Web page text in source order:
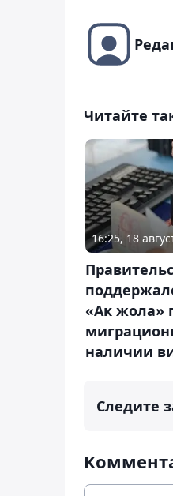
Читайте
16:25, 18
«Ак жола»
наличии
Следите